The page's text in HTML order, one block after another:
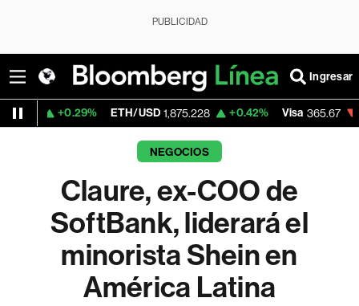
PUBLICIDAD
Ingresar
ETH/USD 1,875.228 +0.42% Visa 365.67 -0.13%
NEGOCIOS
Claure, ex-COO de
SoftBank, liderará el
minorista Shein en
América Latina